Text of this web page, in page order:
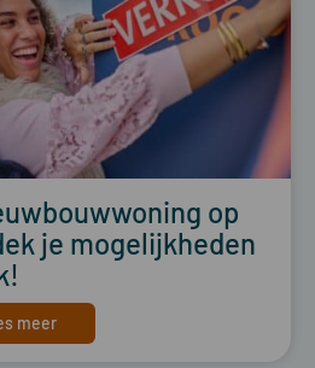
op
je mogelijkheden
meer